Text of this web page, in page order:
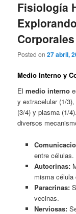
Fisiología
Corporales
Posted on27 abril,
Medio Interno y
Elmedio interno
y extracelular (1/
(3/4) y plasma (1/
diversos
entre células.
Autocrinas:
misma célula
Paracrinas:
vecinas.
Nerviosas: